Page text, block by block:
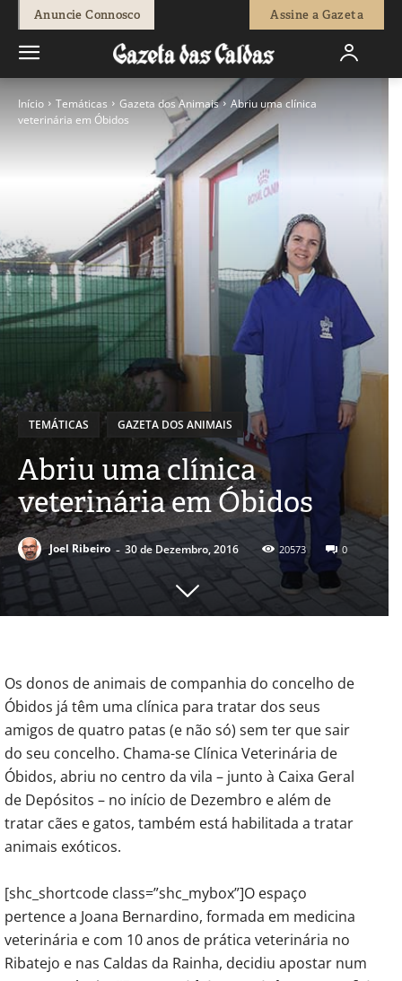
Anuncie Connosco Assine a Gazeta
Início Temáticas Gazeta dos Animais
Abriu uma clínica
veterinária em Óbidos
TEMÁTICAS GAZETA DOS ANIMAIS
Abriu uma clínica
veterinária em Óbidos
Joel Ribeiro - 30 de Dezembro, 2016 20573 0
Os donos de animais de companhia do concelho de
Óbidos já têm uma clínica para tratar dos seus
amigos de quatro patas (e não só) sem ter que sair
do seu concelho. Chama-se Clínica Veterinária de
Óbidos, abriu no centro da vila – junto à Caixa Geral
de Depósitos – no início de Dezembro e além de
tratar cães e gatos, também está habilitada a tratar
animais exóticos.
[shc_shortcode class=”shc_mybox”]O espaço
pertence a Joana Bernardino, formada em medicina
veterinária e com 10 anos de prática veterinária no
Ribatejo e nas Caldas da Rainha, decidiu apostar num